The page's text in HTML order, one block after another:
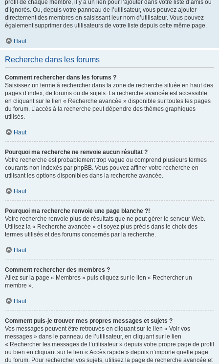
profil de chaque membre, il y a un lien pour l’ajouter dans votre liste d’amis ou
d’ignorés. Ou, depuis votre panneau de l’utilisateur, vous pouvez ajouter
directement des membres en saisissant leur nom d’utilisateur. Vous pouvez
également supprimer des utilisateurs de votre liste depuis cette même page.
Haut
Recherche dans les forums
Comment rechercher dans les forums ?
Saisissez un terme à rechercher dans la zone de recherche située en haut des
pages d’index, de forums ou de sujets. La recherche avancée est accessible
en cliquant sur le lien « Recherche avancée » disponible sur toutes les pages
du forum. L’accès à la recherche peut dépendre des thèmes graphiques
utilisés.
Haut
Pourquoi ma recherche ne renvoie aucun résultat ?
Votre recherche est probablement trop vague ou comprend plusieurs termes
courants non indexés par phpBB. Vous pouvez affiner votre recherche en
utilisant les options disponibles dans la recherche avancée.
Haut
Pourquoi ma recherche renvoie une page blanche ?!
Votre recherche renvoie plus de résultats que ne peut gérer le serveur Web.
Utilisez la « Recherche avancée » et soyez plus précis dans le choix des
termes utilisés et des forums concernés par la recherche.
Haut
Comment rechercher des membres ?
Allez sur la page « Membres » puis cliquez sur le lien « Rechercher un
membre ».
Haut
Comment puis-je trouver mes propres messages et sujets ?
Vos messages peuvent être retrouvés en cliquant sur le lien « Voir vos
messages » dans le panneau de l’utilisateur, en cliquant sur le lien
« Rechercher les messages de l’utilisateur » depuis votre propre page de profil
ou bien en cliquant sur le lien « Accès rapide » depuis n’importe quelle page
du forum. Pour rechercher vos sujets, utilisez la page de recherche avancée et